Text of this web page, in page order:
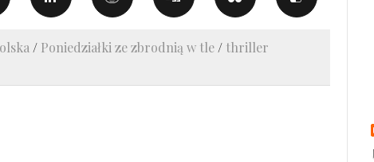
/ Poniedziałki ze zbrodnią w tle / thriller